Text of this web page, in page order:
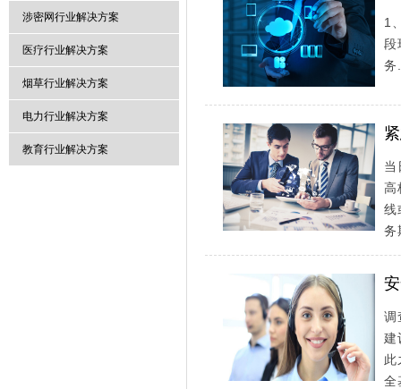
涉密网行业解决方案
医疗行业解决方案
烟草行业解决方案
电力行业解决方案
教育行业解决方案
1
段
务
当
高
线
务
调
建
此
全